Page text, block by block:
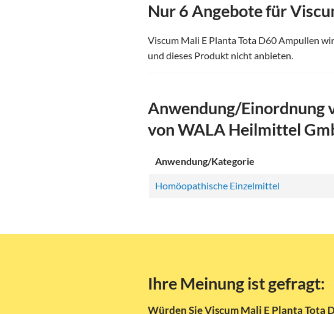
Nur 6 Angebote für
Viscum Mali E Planta Tota D60 Ampullen
und dieses Produkt nicht anbieten.
Anwendung/Einordnung
von WALA Heilmittel
Anwendung/Kategorie
Homöopathische Einzelmittel
Ihre Meinung ist gefragt:
Würden Sie Viscum Mali E Planta Tota